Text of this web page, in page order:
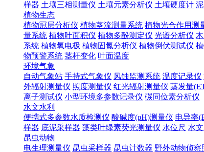
样器 土壤三相测量仪 土壤元素分析仪 土壤硬度计
植物生态
植物冠层分析仪 植物茎流测量系统 植物光合作用测
量系统 植物叶面积仪 植物多酚测定仪 光谱分析仪
系统 植物氧电极 植物固氮分析仪 植物倒伏测试仪
物预警系统 茎杆变化 叶面温度
环境气象
自动气象站 手持式气象仪 风蚀监测系统 温度记录仪
外辐射测量仪 照度测量仪 红光辐射测量仪 蒸发量
离子测试仪 小型环境多参数记录仪 碳同位素分析仪
水文水利
便携式多参数水质检测仪 酸碱度(pH)测量仪 电导率
样器 底泥采样器 藻类叶绿素荧光测量仪 水位尺 水
昆虫动物
电生理测量仪 昆虫采样器 昆虫计数器 野外动物侦察